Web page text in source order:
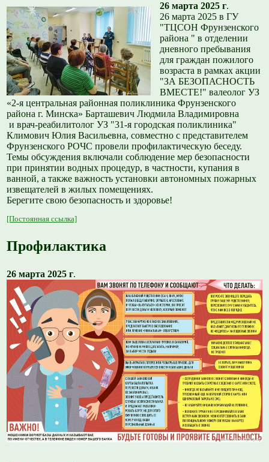
26 марта 2025 г.
26 марта 2025 в ГУ
"ТЦСОН Фрунзенского
района " в отделении
дневного пребывания
для граждан пожилого
возраста в рамках акции
"ЗА БЕЗОПАСНОСТЬ
ВМЕСТЕ!" валеолог УЗ
«2-я центральная районная поликлиника Фрунзенского
района г. Минска» Барташевич Людмила Владимировна
и врач-реабилитолог УЗ "31-я городская поликлиника"
Климович Юлия Васильевна, совместно с представителем
Фрунзенского РОЧС провели профилактическую беседу.
Темы обсуждения включали соблюдение мер безопасности
при принятии водных процедур, в частности, купания в
ванной, а также важность установки автономных пожарных
извещателей в жилых помещениях.
Берегите свою безопасность и здоровье!
[Постоянная ссылка]
Профилактика
26 марта 2025 г.